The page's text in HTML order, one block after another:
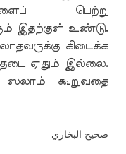
பெற்று
இதற்குள் உண்டு.
கிடைக்க
தடை ஏதும் இல்லை.
ஸலாம் கூறுவதை
صحيح البخاري